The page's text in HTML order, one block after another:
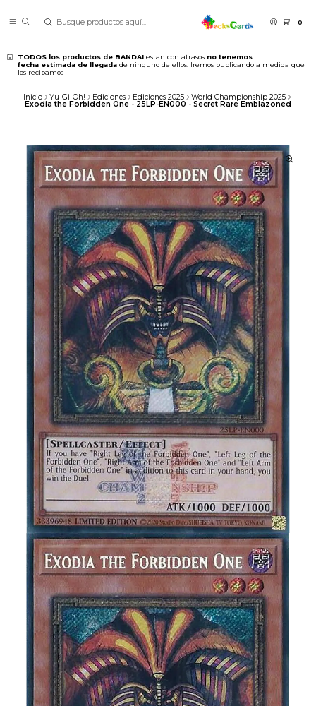
0
TODOS los productos de BANDAI estan con atrasos no tenemos
fecha estimada de llegada de ninguno de ellos. Iremos publicando a medida que
los recibamos
Inicio Yu-Gi-Oh! Ediciones Ediciones 2025
World Championship 2025
Exodia the Forbidden One - 25LP-EN000 - Secret Rare Emblazoned